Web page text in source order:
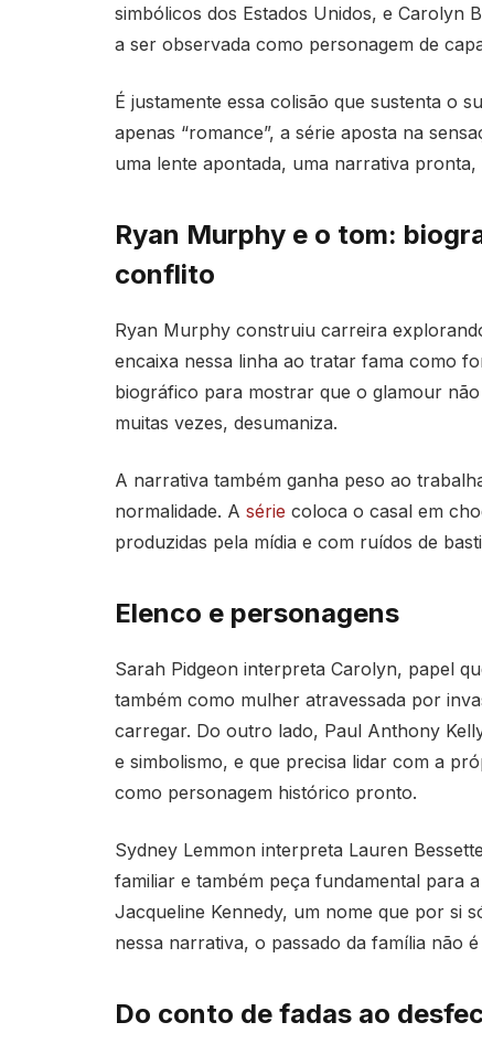
simbólicos dos Estados Unidos, e Carolyn
a ser observada como personagem de
É justamente essa colisão que sustenta o
apenas “romance”, a série aposta na
uma lente apontada, uma narrativa
Ryan Murphy e o tom:
conflito
Ryan Murphy construiu carreira
encaixa nessa linha ao tratar fama como
biográfico para mostrar que o glamour
muitas vezes, desumaniza.
A narrativa também ganha peso ao
normalidade. A série coloca o casal em
produzidas pela mídia e com ruídos de
Elenco e personagens
Sarah Pidgeon interpreta Carolyn, papel
também como mulher atravessada por
carregar. Do outro lado, Paul Anthony
e simbolismo, e que precisa lidar com a
como personagem histórico pronto.
Sydney Lemmon interpreta Lauren
familiar e também peça fundamental para
Jacqueline Kennedy, um nome que por si
nessa narrativa, o passado da família não
Do conto de fadas ao